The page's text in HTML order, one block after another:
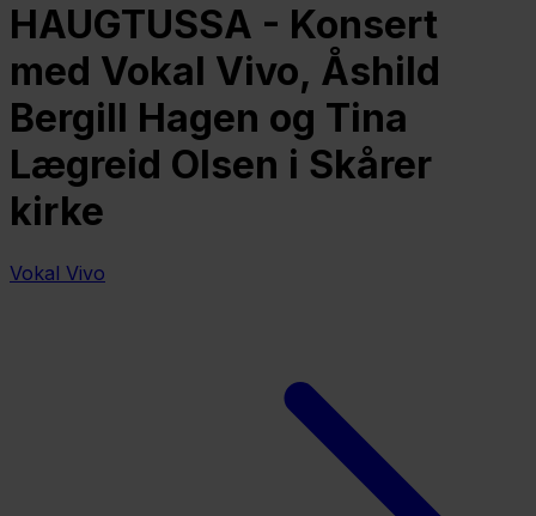
HAUGTUSSA - Konsert
med Vokal Vivo, Åshild
Bergill Hagen og Tina
Lægreid Olsen i Skårer
kirke
Vokal Vivo